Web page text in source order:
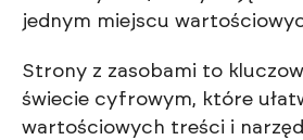
jednym miejscu
Strony z zasobami to
świecie cyfrowym, które
wartościowych treści i